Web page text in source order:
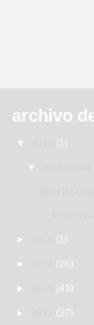
archivo
▼ (1)
▼
► (1)
► (26)
► (43)
► (37)